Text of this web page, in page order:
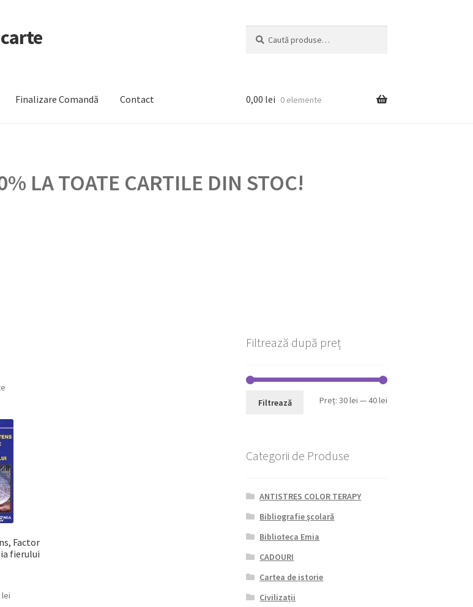
după:
Finalizare Comandă Contact 0,00 lei 0 elemente
LA TOATE CARTILE DIN STOC!
mai
recente
Factor
fierului
lei
Filtrează după preț
Preț
Preț
Filtrează Preț: 30 lei —40 lei
Categorii de Produse
ANTISTRES COLOR TERAPY
Bibliografie şcolară
Biblioteca Emia
CADOURI
Cartea de istorie
Civilizații